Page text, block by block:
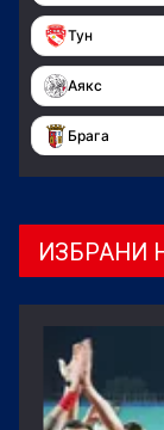
Тун
Аякс
Брага
ИЗБРАНИ